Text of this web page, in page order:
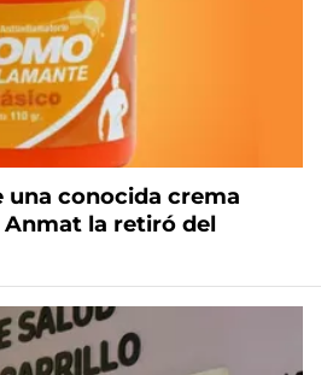
una conocida crema
la retiró del